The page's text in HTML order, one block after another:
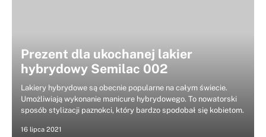
Prezent dla ukochanej lakier
hybrydowy Semilac 002
Lakiery hybrydowe są obecnie popularne na całym świecie.
Umożliwiają wykonanie manicure hybrydowego. To nowatorski
sposób stylizacji paznokci, który bardzo spodobał się kobietom.
16 lipca 2021